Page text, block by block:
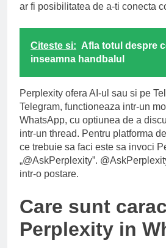
ar fi posibilitatea de a-ti conecta
Citeste si: Afla totul despre
inseamna handbalul
Perplexity ofera AI-ul sau si pe
Telegram, functioneaza intr-un
WhatsApp, cu optiunea de a
intr-un thread. Pentru platforma
ce trebuie sa faci este sa invoci
„@AskPerplexity”.
intr-o postare.
Care sunt
Perplexity in